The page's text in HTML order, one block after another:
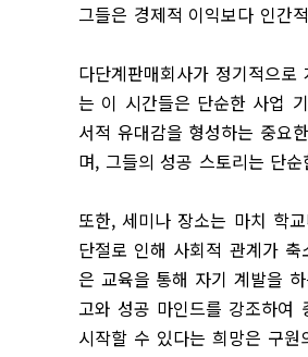
그들은 경제적 이익보다 인간
다단계판매회사가 정기적으
는 이 시간들은 단순한 사업
서적 유대감을 형성하는 중요
며, 그들의 성공 스토리는 단
또한, 세미나 장소는 마치 학
단절로 인해 사회적 관계가
은 교육을 통해 자기 계발을
고와 성공 마인드를 강조하여
시작할 수 있다는 희망은 구